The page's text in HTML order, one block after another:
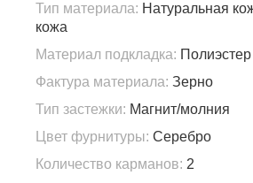
Тип материала: Натуральная
кожа
Материал подкладка: Полиэстер
Фактура материала: Зерно
Тип застежки: Магнит/молния
Цвет фурнитуры: Серебро
Количество карманов: 2